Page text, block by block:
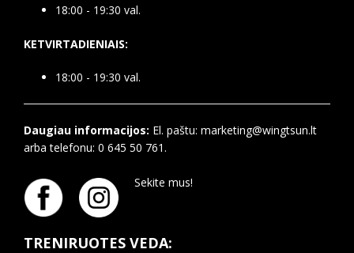
18:00 - 19:30 val.
KETVIRTADIENIAIS:
18:00 - 19:30 val.
Daugiau informacijos: El. paštu: marketing@wingtsun.lt
arba telefonu: 0 645 50 761.
Sekite mus!
TRENIRUOTES VEDA: